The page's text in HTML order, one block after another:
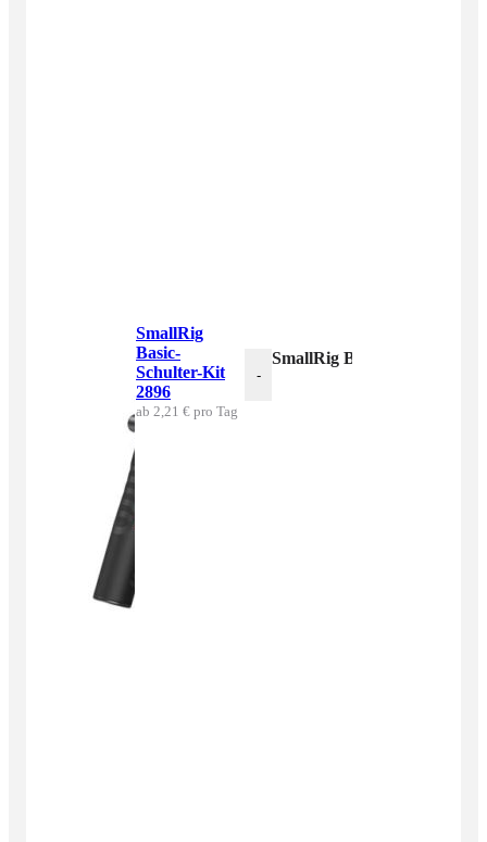
SmallRig
Basic-
Schulter-Kit
2896
ab 2,21 € pro Tag
-
SmallRig Basic-Schulter-Kit